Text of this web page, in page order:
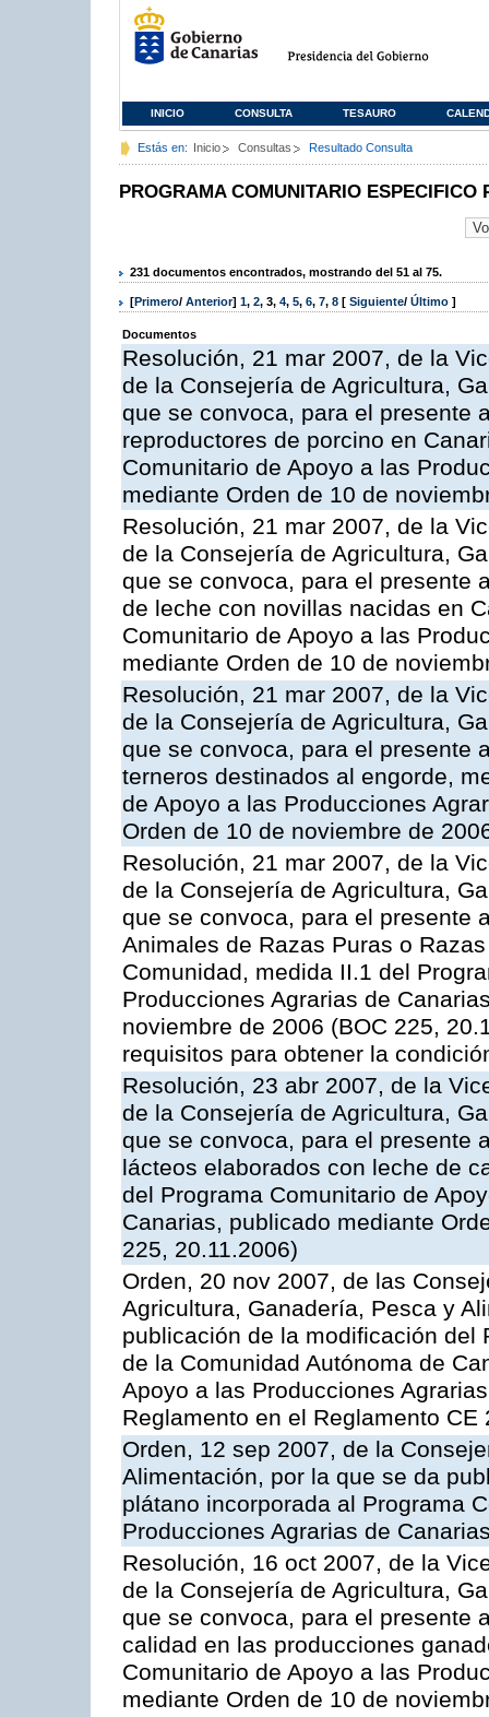
INICIO CONSULTA TESAURO
Estás en: Inicio Consultas Resultado Consulta
PROGRAMA COMUNITARIO ESPECIFICO
231 documentos encontrados, mostrando del 51 al 75.
[Primero/ Anterior] 1, 2, 3, 4, 5, 6, 7, 8 [ Siguiente/ Último ]
Documentos
Resolución, 21 mar 2007, de la
de la Consejería de Agricultura,
que se convoca, para el presente
reproductores de porcino en
Comunitario de Apoyo a las
mediante Orden de 10 de
Resolución, 21 mar 2007, de la
de la Consejería de Agricultura,
que se convoca, para el presente
de leche con novillas nacidas en
Comunitario de Apoyo a las
mediante Orden de 10 de
Resolución, 21 mar 2007, de la
de la Consejería de Agricultura,
que se convoca, para el presente
terneros destinados al engorde,
de Apoyo a las Producciones
Orden de 10 de noviembre de
Resolución, 21 mar 2007, de la
de la Consejería de Agricultura,
que se convoca, para el presente
Animales de Razas Puras o
Comunidad, medida II.1 del
Producciones Agrarias de
noviembre de 2006 (BOC 225,
requisitos para obtener la
Resolución, 23 abr 2007, de la
de la Consejería de Agricultura,
que se convoca, para el presente
lácteos elaborados con leche de
del Programa Comunitario de
Canarias, publicado mediante
225, 20.11.2006)
Orden, 20 nov 2007, de las
Agricultura, Ganadería, Pesca y
publicación de la modificación del
de la Comunidad Autónoma de
Apoyo a las Producciones
Reglamento en el Reglamento
Orden, 12 sep 2007, de la
Alimentación, por la que se da
plátano incorporada al Programa
Producciones Agrarias de
Resolución, 16 oct 2007, de la
de la Consejería de Agricultura,
que se convoca, para el presente
calidad en las producciones
Comunitario de Apoyo a las
mediante Orden de 10 de